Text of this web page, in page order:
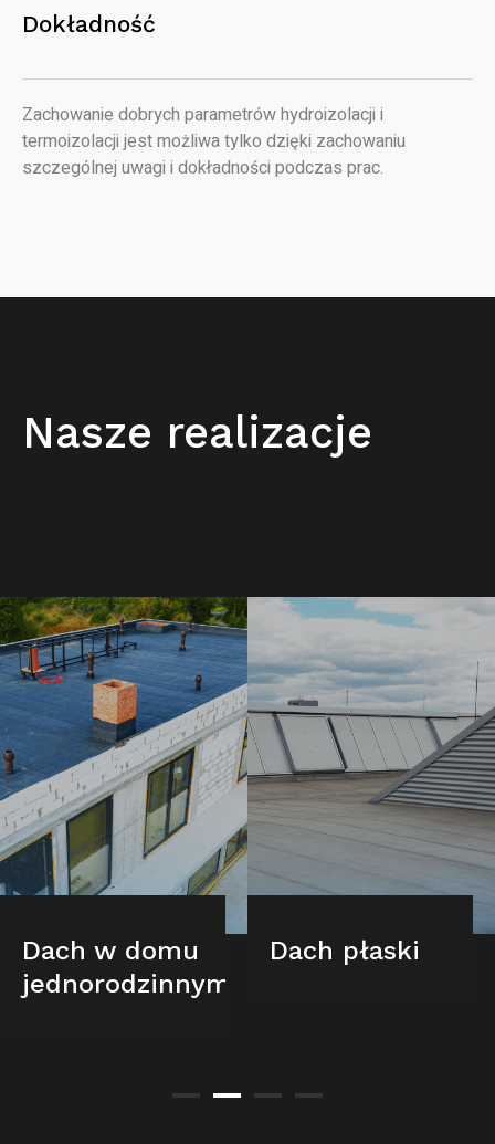
Dokładność
Zachowanie dobrych parametrów hydroizolacji i
termoizolacji jest możliwa tylko dzięki zachowaniu
szczególnej uwagi i dokładności podczas prac.
Nasze realizacje
Dach w domu
jednorodzinnym
Dach płaski